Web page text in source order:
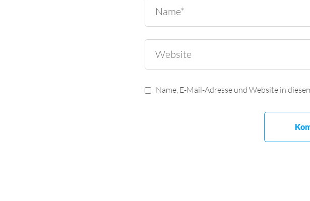
Name, E-Mail-Adresse und Website in